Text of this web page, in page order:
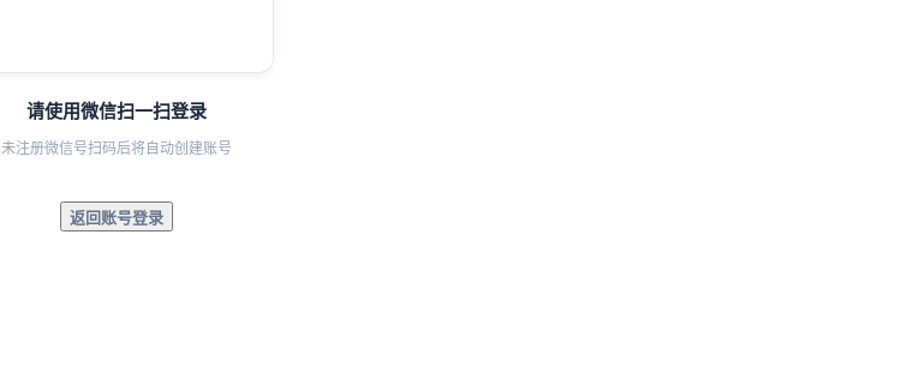
请使用微信扫一扫登录
未注册微信号扫码后将自动创建账号
返回账号登录